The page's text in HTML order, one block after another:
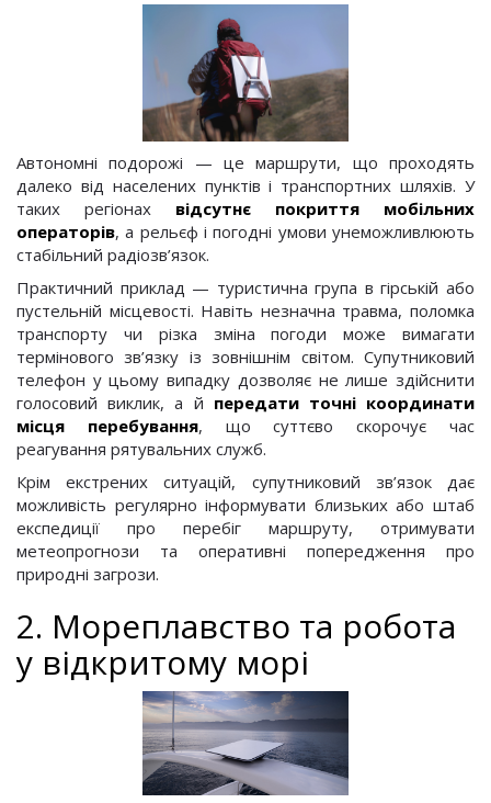
Автономні подорожі — це маршрути, що проходять
далеко від населених пунктів і транспортних шляхів. У
таких регіонах відсутнє покриття мобільних
операторів, а рельєф і погодні умови унеможливлюють
стабільний радіозв’язок.
Практичний приклад — туристична група в гірській або
пустельній місцевості. Навіть незначна травма, поломка
транспорту чи різка зміна погоди може вимагати
термінового зв’язку із зовнішнім світом. Супутниковий
телефон у цьому випадку дозволяє не лише здійснити
голосовий виклик, а й передати точні координати
місця перебування, що суттєво скорочує час
реагування рятувальних служб.
Крім екстрених ситуацій, супутниковий зв’язок дає
можливість регулярно інформувати близьких або штаб
експедиції про перебіг маршруту, отримувати
метеопрогнози та оперативні попередження про
природні загрози.
2. Мореплавство та робота
у відкритому морі